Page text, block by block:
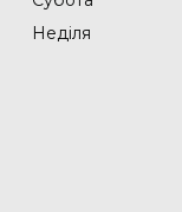
Неділя